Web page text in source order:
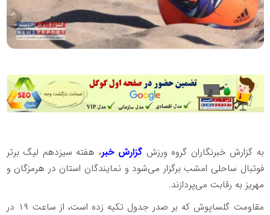
به گزارش خبرنگاران گروه ورزش گزارش خبر، هفته سیزدهم لیگ برتر
فوتبال ساحلی امشب برگزار می‌شود و نمایندگان استان در هرمزگان و
مهریز به رقابت می‌پردازند.
مقاومت گلساپوش که بر صدر جدول تکیه زده است، از ساعت ۱۹ در